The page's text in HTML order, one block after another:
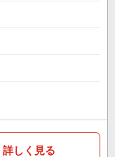
詳しく見る